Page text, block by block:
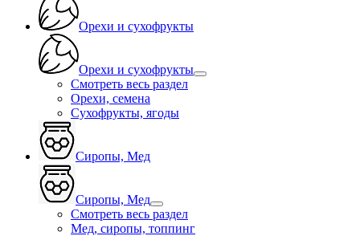
Орехи и сухофрукты
Орехи и сухофрукты
Смотреть весь раздел
Орехи, семена
Сухофрукты, ягоды
Сиропы, Мед
Сиропы, Мед
Смотреть весь раздел
Мед, сиропы, топпинг